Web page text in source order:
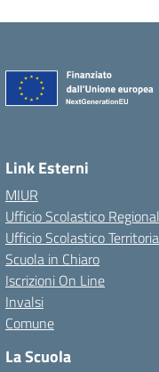
Link Esterni
MIUR
Ufficio Scolastico
Ufficio Scolastico
Scuola in Chiaro
Iscrizioni On Line
Invalsi
Comune
La Scuola